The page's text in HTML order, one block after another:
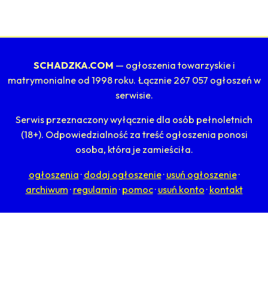
SCHADZKA.COM — ogłoszenia towarzyskie i
matrymonialne od 1998 roku. Łącznie 267 057 ogłoszeń w
serwisie.
Serwis przeznaczony wyłącznie dla osób pełnoletnich
(18+). Odpowiedzialność za treść ogłoszenia ponosi
osoba, która je zamieściła.
ogłoszenia · dodaj ogłoszenie· usuń ogłoszenie·
archiwum · regulamin · pomoc· usuń konto · kontakt